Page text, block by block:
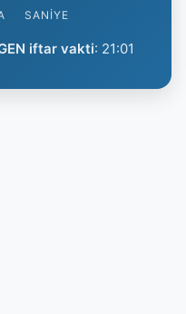
SANIYE
iftar vakti: 21:01